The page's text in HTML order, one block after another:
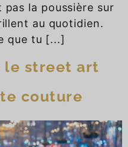
la poussière sur
au quotidien.
que tu [...]
le street art
couture